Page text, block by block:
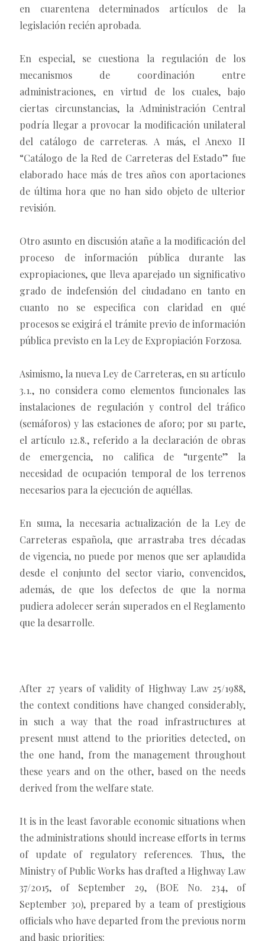
en cuarentena determinados artículos de la
legislación recién aprobada.
En especial, se cuestiona la regulación de los
mecanismos de coordinación entre
administraciones, en virtud de los cuales, bajo
ciertas circunstancias, la Administración Central
podría llegar a provocar la modificación unilateral
del catálogo de carreteras. A más, el Anexo II
“Catálogo de la Red de Carreteras del Estado” fue
elaborado hace más de tres años con aportaciones
de última hora que no han sido objeto de ulterior
revisión.
Otro asunto en discusión atañe a la modificación del
proceso de información pública durante las
expropiaciones, que lleva aparejado un significativo
grado de indefensión del ciudadano en tanto en
cuanto no se especifica con claridad en qué
procesos se exigirá el trámite previo de información
pública previsto en la Ley de Expropiación Forzosa.
Asimismo, la nueva Ley de Carreteras, en su artículo
3.1., no considera como elementos funcionales las
instalaciones de regulación y control del tráfico
(semáforos) y las estaciones de aforo; por su parte,
el artículo 12.8., referido a la declaración de obras
de emergencia, no califica de “urgente” la
necesidad de ocupación temporal de los terrenos
necesarios para la ejecución de aquéllas.
En suma, la necesaria actualización de la Ley de
Carreteras española, que arrastraba tres décadas
de vigencia, no puede por menos que ser aplaudida
desde el conjunto del sector viario, convencidos,
además, de que los defectos de que la norma
pudiera adolecer serán superados en el Reglamento
que la desarrolle.
After 27 years of validity of Highway Law 25/1988,
the context conditions have changed considerably,
in such a way that the road infrastructures at
present must attend to the priorities detected, on
the one hand, from the management throughout
these years and on the other, based on the needs
derived from the welfare state.
It is in the least favorable economic situations when
the administrations should increase efforts in terms
of update of regulatory references. Thus, the
Ministry of Public Works has drafted a Highway Law
37/2015, of September 29, (BOE No. 234, of
September 30), prepared by a team of prestigious
officials who have departed from the previous norm
and basic priorities: